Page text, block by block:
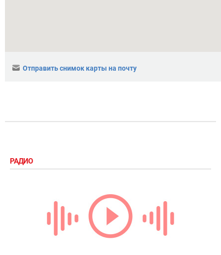
Отправить снимок карты на почту
РАДИО